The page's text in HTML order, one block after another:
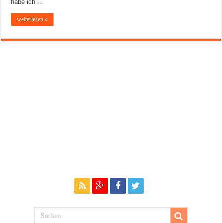
habe ich ...
weiterlesen »